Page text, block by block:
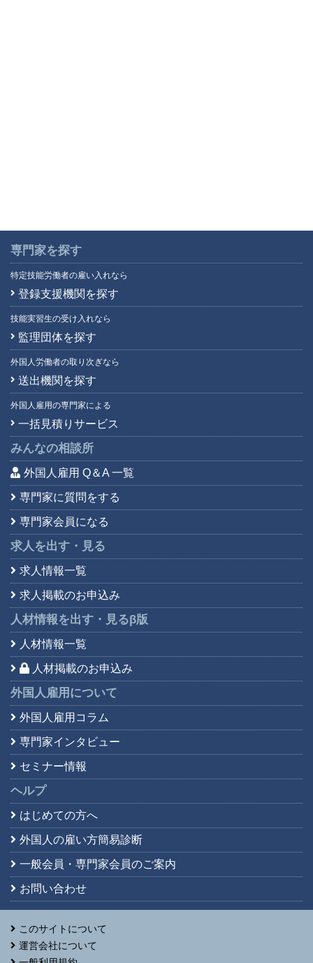
専門家を探す
特定技能労働者の雇い入れなら
登録支援機関を探す
技能実習生の受け入れなら
監理団体を探す
外国人労働者の取り次ぎなら
送出機関を探す
外国人雇用の専門家による
一括見積りサービス
みんなの相談所
外国人雇用 Q＆A 一覧
専門家に質問をする
専門家会員になる
求人を出す・見る
求人情報一覧
求人掲載のお申込み
人材情報を出す・見るβ版
人材情報一覧
人材掲載のお申込み
外国人雇用について
外国人雇用コラム
専門家インタビュー
セミナー情報
ヘルプ
はじめての方へ
外国人の雇い方簡易診断
一般会員・専門家会員のご案内
お問い合わせ
このサイトについて
運営会社について